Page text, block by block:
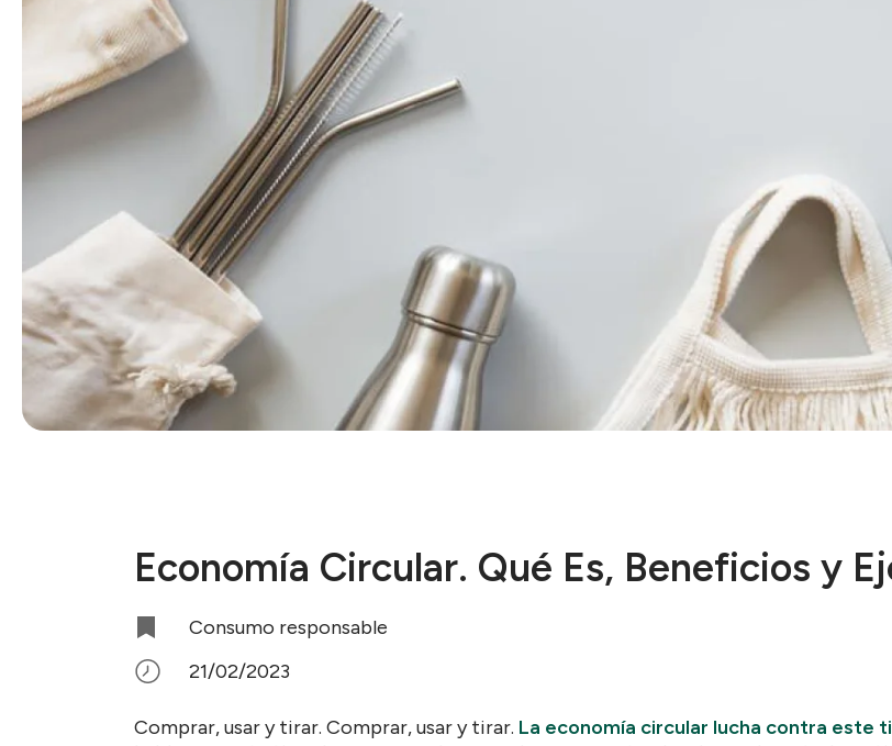
Economía Circular. Qué Es, Beneficios y
Consumo responsable
21/02/2023
Comprar, usar y tirar. Comprar, usar y tirar. La economía circular lucha contra este